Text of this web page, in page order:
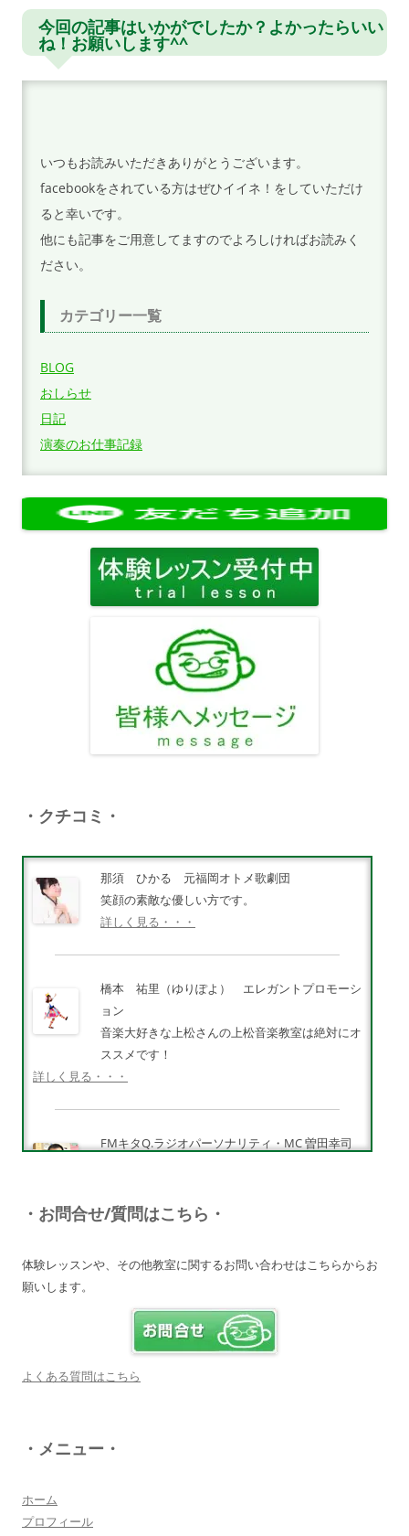
ビ
ゲ
今回の記事はいかがでしたか？よかったらいい
ね！お願いします^^
いつもお読みいただきありがとうございます。
facebookをされている方はぜひイイネ！をしていただけ
ると幸いです。
他にも記事をご用意してますのでよろしければお読みく
ださい。
カテゴリー一覧
BLOG
おしらせ
日記
演奏のお仕事記録
・クチコミ・
那須 ひかる 元福岡オトメ歌劇団
笑顔の素敵な優しい方です。
詳しく見る・・・
橋本 祐里（ゆりぽよ） エレガントプロモーシ
ョン
音楽大好きな上松さんの上松音楽教室は絶対にオ
ススメです！
詳しく見る・・・
FMキタQ.ラジオパーソナリティ・MC 曽田幸司
♪
上松先生に教わればきっともっともっと音楽大好
きになりますよ♪
大切なお子さんの習い事。
・お問合せ/質問はこちら・
体験レッスンや、その他教室に関するお問い合わせはこちらからお
願いします。
よくある質問はこちら
・メニュー・
ホーム
プロフィール